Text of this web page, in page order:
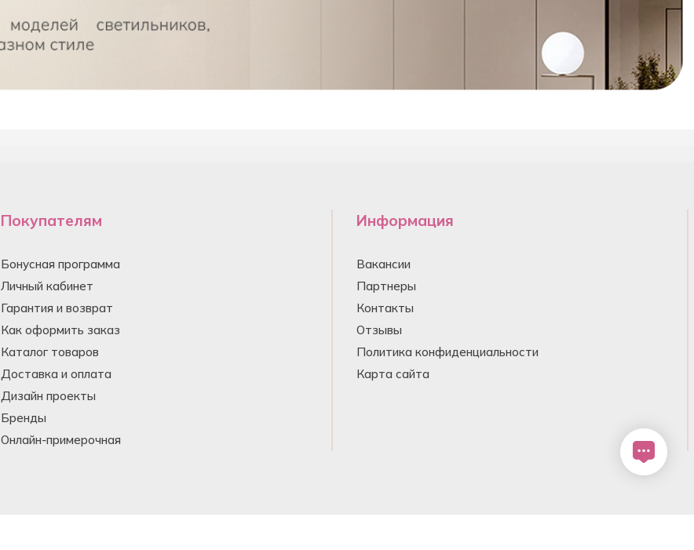
Покупателям
Бонусная программа
Личный кабинет
Гарантия и возврат
Как оформить заказ
Каталог товаров
Доставка и оплата
Дизайн проекты
Бренды
Онлайн-примерочная
Информация
Вакансии
Партнеры
Контакты
Отзывы
Политика конфиденциальности
Карта сайта